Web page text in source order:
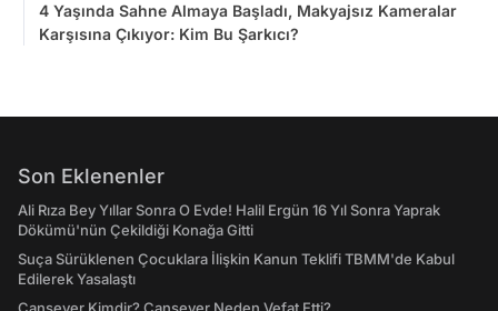
4 Yaşında Sahne Almaya Başladı, Makyajsız Kameralar
Karşısına Çıkıyor: Kim Bu Şarkıcı?
Son Eklenenler
Ali Rıza Bey Yıllar Sonra O Evde! Halil Ergün 16 Yıl Sonra Yaprak
Dökümü'nün Çekildiği Konağa Gitti
Suça Sürüklenen Çocuklara İlişkin Kanun Teklifi TBMM'de Kabul
Edilerek Yasalaştı